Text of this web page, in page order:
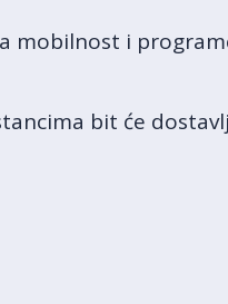
mobilnost i
bit će